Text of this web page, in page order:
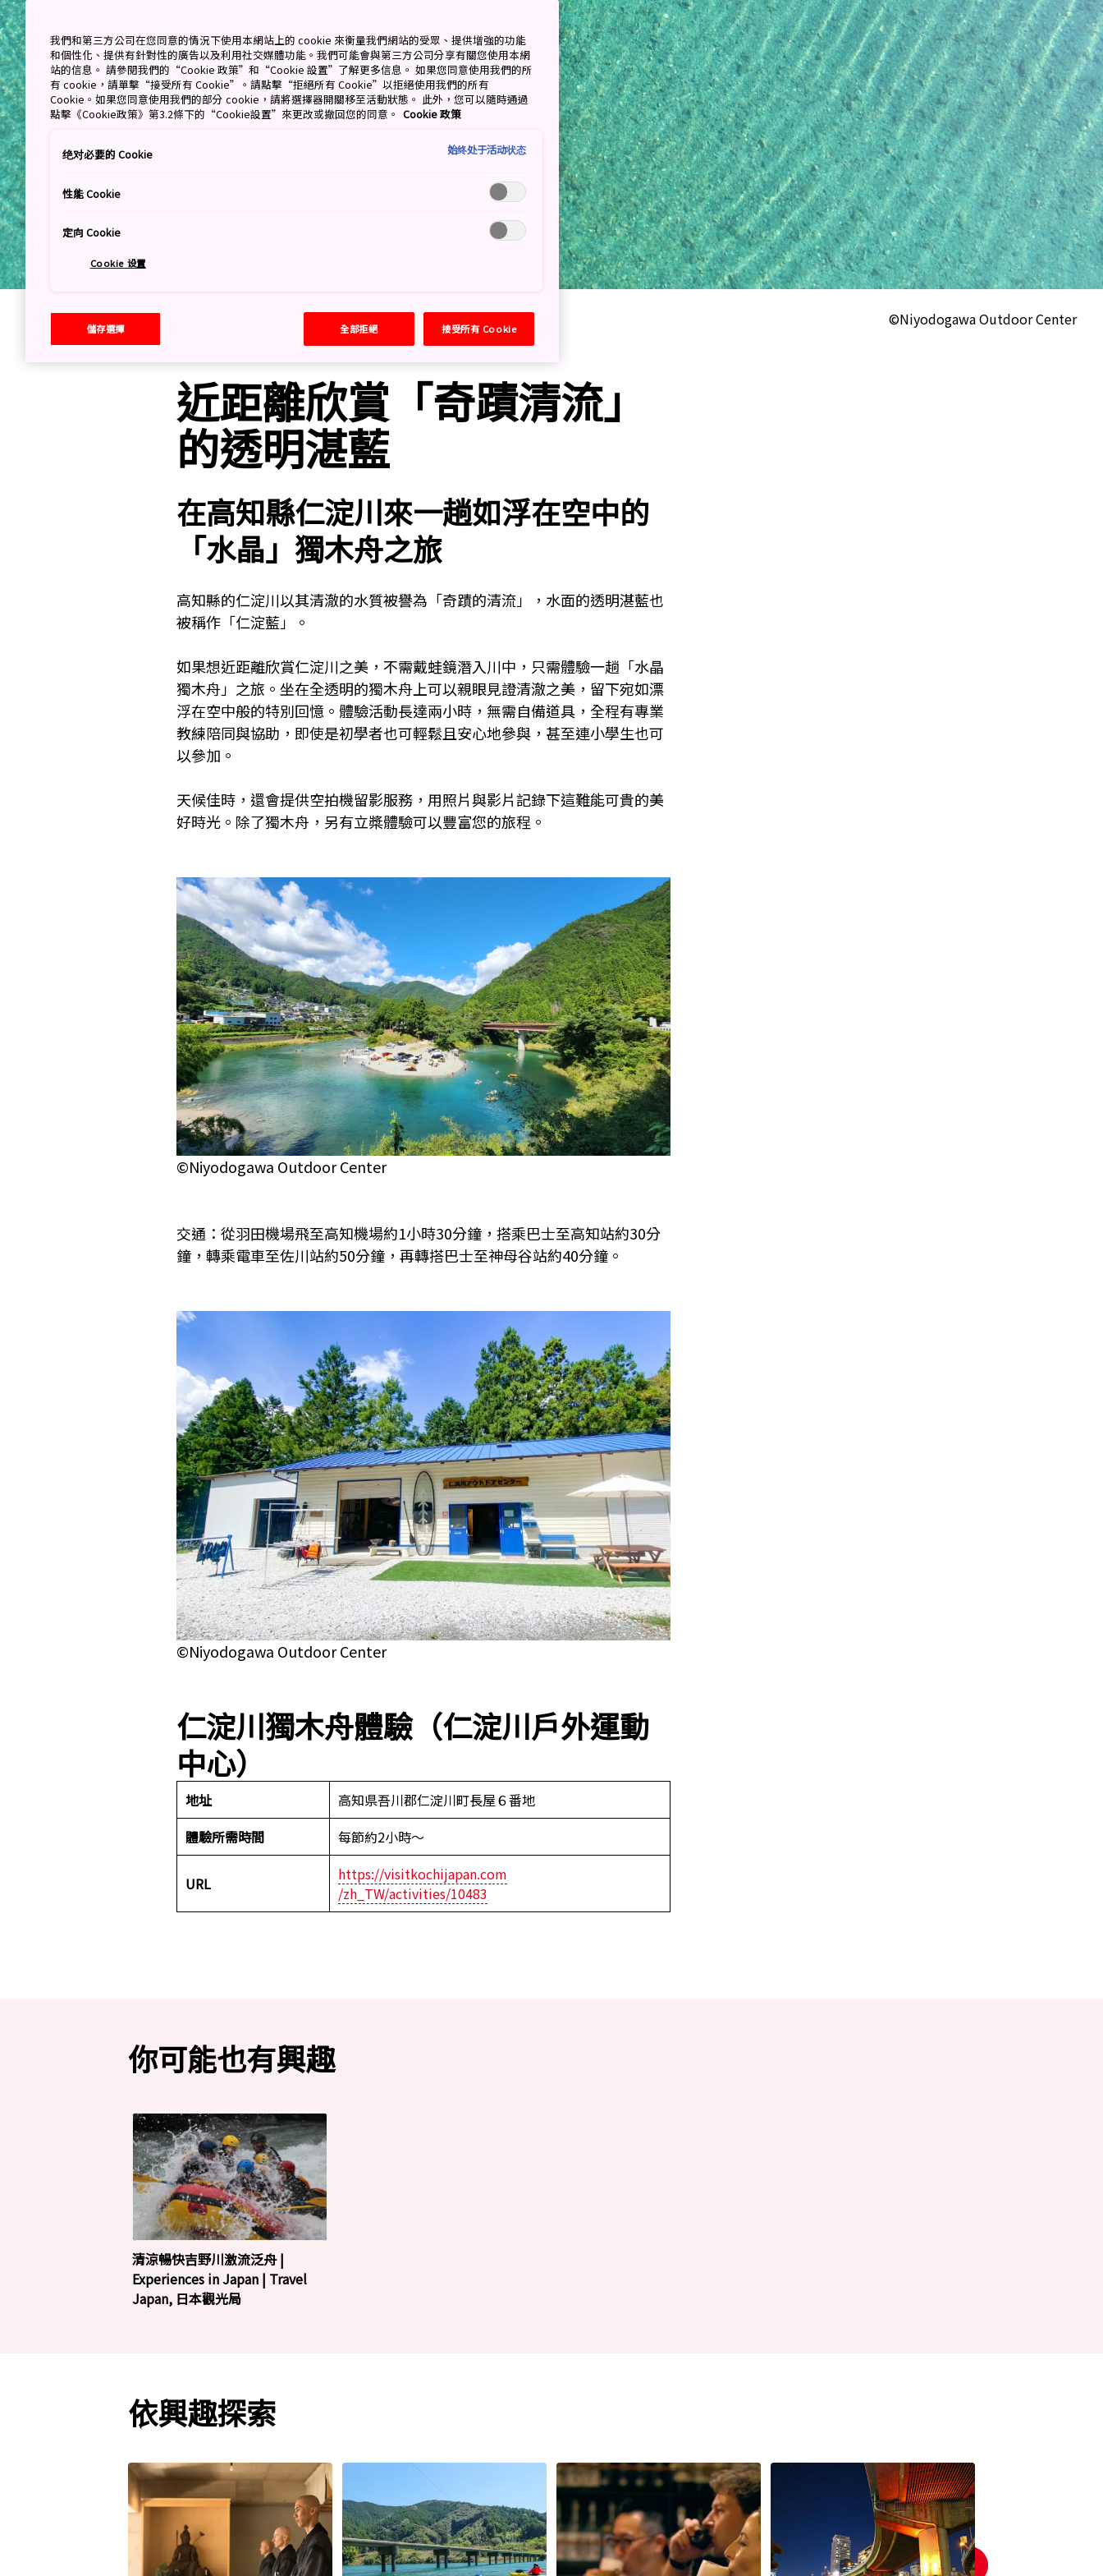
©Niyodogawa Outdoor Center
近距離欣賞「奇蹟清流」
的透明湛藍
在高知縣仁淀川來一趟如浮在空中的
「水晶」獨木舟之旅
高知縣的仁淀川以其清澈的水質被譽為「奇蹟的清流」，水面的透明湛藍也
被稱作「仁淀藍」。
如果想近距離欣賞仁淀川之美，不需戴蛙鏡潛入川中，只需體驗一趟「水晶
獨木舟」之旅。坐在全透明的獨木舟上可以親眼見證清澈之美，留下宛如漂
浮在空中般的特別回憶。體驗活動長達兩小時，無需自備道具，全程有專業
教練陪同與協助，即使是初學者也可輕鬆且安心地參與，甚至連小學生也可
以參加。
天候佳時，還會提供空拍機留影服務，用照片與影片記錄下這難能可貴的美
好時光。除了獨木舟，另有立槳體驗可以豐富您的旅程。
©Niyodogawa Outdoor Center
交通：從羽田機場飛至高知機場約1小時30分鐘，搭乘巴士至高知站約30分
鐘，轉乘電車至佐川站約50分鐘，再轉搭巴士至神母谷站約40分鐘。
©Niyodogawa Outdoor Center
仁淀川獨木舟體驗（仁淀川戶外運動
中心）
地址
高知県吾川郡仁淀川町長屋６番地
體驗所需時間
每節約2小時～
URL
https://visitkochijapan.com
/zh_TW/activities/10483
你可能也有興趣
清涼暢快吉野川激流泛舟 |
Experiences in Japan | Travel
Japan, 日本觀光局
依興趣探索
我們和第三方公司在您同意的情況下使用本網站上的 cookie 來衡量我們網站的受眾、提供增強的功能
和個性化、提供有針對性的廣告以及利用社交媒體功能。我們可能會與第三方公司分享有關您使用本網
站的信息。 請參閱我們的“Cookie 政策”和“Cookie 設置”了解更多信息。 如果您同意使用我們的所
有 cookie，請單擊“接受所有 Cookie”。請點擊“拒絕所有 Cookie”以拒絕使用我們的所有
Cookie。如果您同意使用我們的部分 cookie，請將選擇器開關移至活動狀態。 此外，您可以隨時通過
點擊《Cookie政策》第3.2條下的“Cookie設置”來更改或撤回您的同意。 Cookie 政策
绝对必要的 Cookie 始终处于活动状态
性能 Cookie
定向 Cookie
Cookie 设置
儲存選擇 全部拒絕 接受所有 Cookie